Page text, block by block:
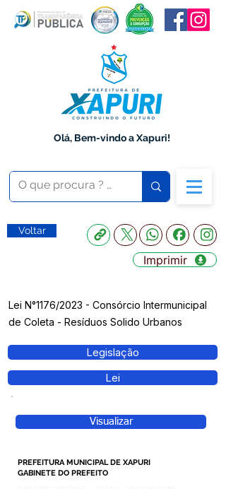
Olá, Bem-vindo a Xapuri!
Voltar
Imprimir
Lei N°1176/2023 - Consórcio Intermunicipal
de Coleta - Resíduos Solido Urbanos
Legislação
Lei
Visualizar
PREFEITURA MUNICIPAL DE XAPURI
GABINETE DO PREFEITO